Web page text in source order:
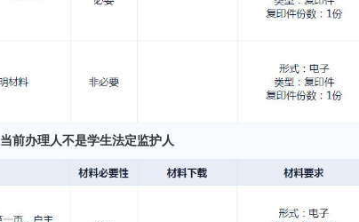
当前办理人不是学生法定监护人